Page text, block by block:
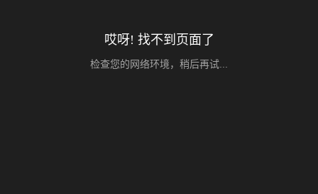
哎呀! 找不到页面了
检查您的网络环境，稍后再试...